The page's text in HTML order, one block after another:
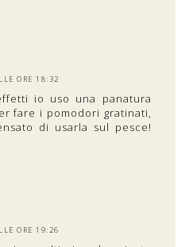
ORE 18:32
io uso una panatura
fare i pomodori gratinati,
di usarla sul pesce!
ORE 19:26